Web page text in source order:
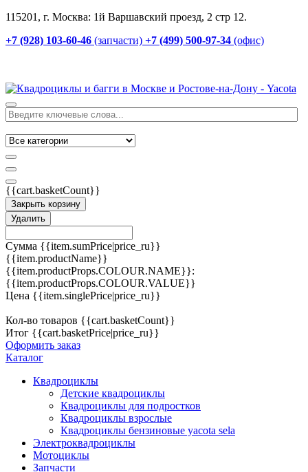
115201, г. Москва: 1й Варшавский проезд, 2 стр 12.
+7 (928) 103-60-46 (запчасти) +7 (499) 500-97-34 (офис)
{{cart.basketCount}}
Закрыть корзину
Удалить
Сумма {{item.sumPrice|price_ru}}
{{item.productName}}
{{item.productProps.COLOUR.NAME}}:
{{item.productProps.COLOUR.VALUE}}
Цена {{item.singlePrice|price_ru}}
Кол-во товаров {{cart.basketCount}}
Итог {{cart.basketPrice|price_ru}}
Оформить заказ
Каталог
Квадроциклы
Детские квадроциклы
Квадроциклы для подростков
Квадроциклы взрослые
Квадроциклы бензиновые yacota sela
Электроквадроциклы
Мотоциклы
Запчасти